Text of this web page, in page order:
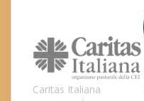
Caritas Italiana